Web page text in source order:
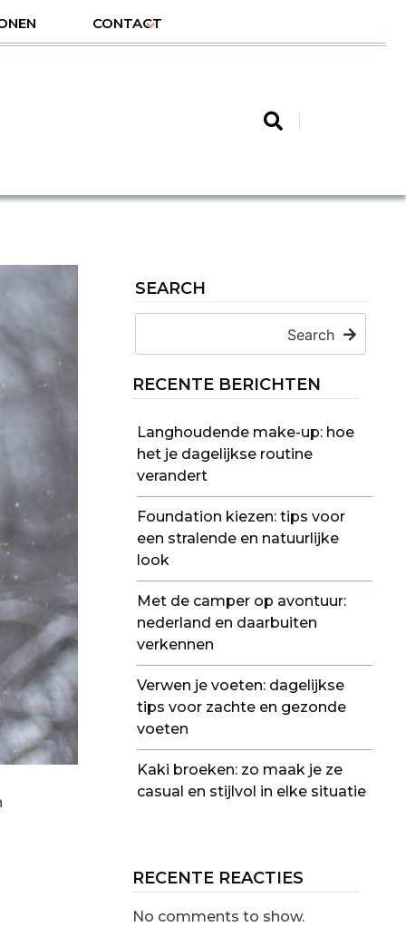
CONTACT
SEARCH
Search
RECENTE BERICHTEN
Langhoudende make-up: hoe
het je dagelijkse routine
verandert
Foundation kiezen: tips voor
een stralende en natuurlijke
look
Met de camper op avontuur:
nederland en daarbuiten
verkennen
Verwen je voeten: dagelijkse
tips voor zachte en gezonde
voeten
Kaki broeken: zo maak je ze
casual en stijlvol in elke situatie
RECENTE REACTIES
No comments to show.